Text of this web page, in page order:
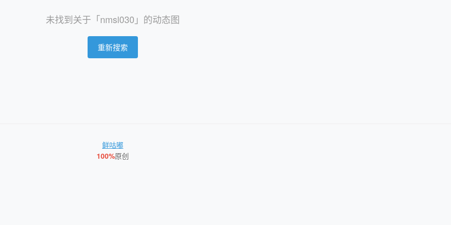
未找到关于「nmsl030」的动态图
重新搜索
鲜咕嘟
100%原创